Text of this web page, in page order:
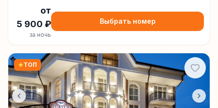
от
5 900 ₽
за ночь
Выбрать номер
★ТОП